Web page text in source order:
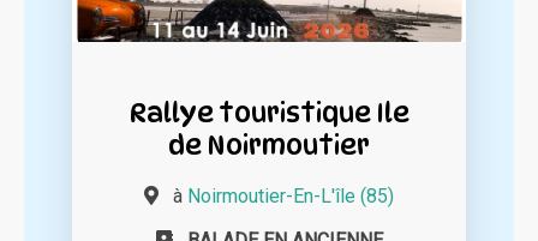
Rallye touristique Ile
de Noirmoutier
à Noirmoutier-En-L'île (85)